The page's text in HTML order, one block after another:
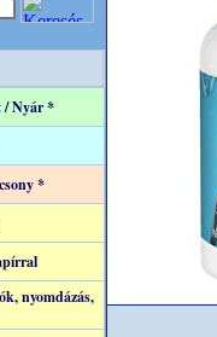
/ Nyár *
*
nyomdázás,